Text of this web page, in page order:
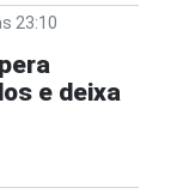
23:10
e deixa